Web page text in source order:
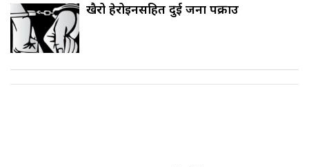
खैरो हेरोइनसहित दुई जना पक्राउ